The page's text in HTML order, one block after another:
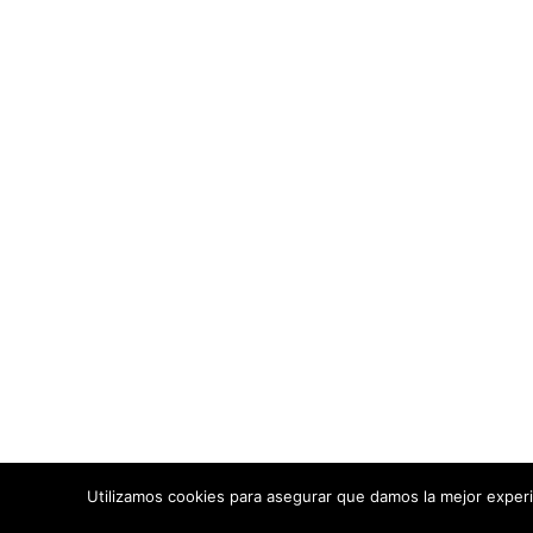
Aviso
Política
Política
Todos los
redes
Utilizamos cookies para asegurar que damos la mejor